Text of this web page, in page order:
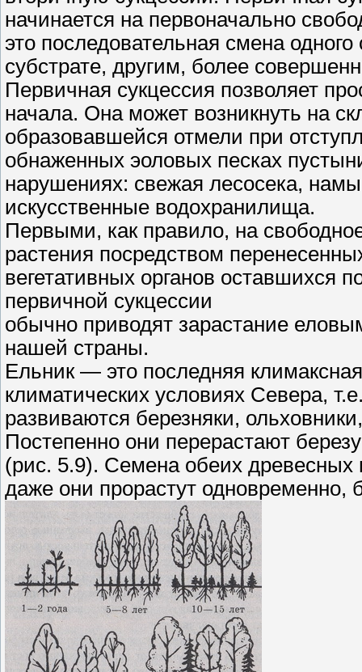
начинается на первоначально
это последовательная смена
субстрате, другим, более
Первичная сукцессия позволяет
начала. Она может возникнуть на
образовавшейся отмели при
обнаженных эоловых песках
нарушениях: свежая лесосека,
искусственные водохранилища.
Первыми, как правило, на
растения посредством
вегетативных органов оставшихся
первичной сукцессии
обычно приводят зарастание
нашей страны.
Ельник — это последняя
климатических условиях Севера,
развиваются березняки,
Постепенно они перерастают
(рис. 5.9). Семена обеих древесных
даже они прорастут одновременно,